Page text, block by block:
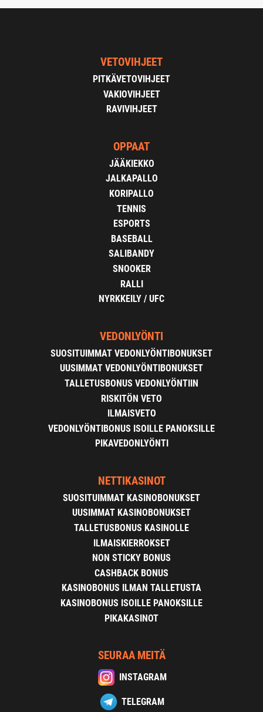
VETOVIHJEET
PITKÄVETOVIHJEET
VAKIOVIHJEET
RAVIVIHJEET
OPPAAT
JÄÄKIEKKO
JALKAPALLO
KORIPALLO
TENNIS
ESPORTS
BASEBALL
SALIBANDY
SNOOKER
RALLI
NYRKKEILY / UFC
VEDONLYÖNTI
SUOSITUIMMAT VEDONLYÖNTIBONUKSET
UUSIMMAT VEDONLYÖNTIBONUKSET
TALLETUSBONUS VEDONLYÖNTIIN
RISKITÖN VETO
ILMAISVETO
VEDONLYÖNTIBONUS ISOILLE PANOKSILLE
PIKAVEDONLYÖNTI
NETTIKASINOT
SUOSITUIMMAT KASINOBONUKSET
UUSIMMAT KASINOBONUKSET
TALLETUSBONUS KASINOLLE
ILMAISKIERROKSET
NON STICKY BONUS
CASHBACK BONUS
KASINOBONUS ILMAN TALLETUSTA
KASINOBONUS ISOILLE PANOKSILLE
PIKAKASINOT
SEURAA MEITÄ
INSTAGRAM
TELEGRAM